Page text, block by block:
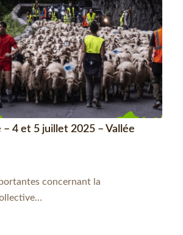
– 4 et 5 juillet 2025 – Vallée
concernant la